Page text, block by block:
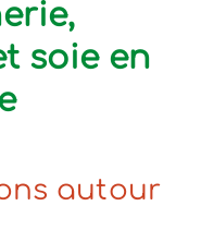
soie en
autour